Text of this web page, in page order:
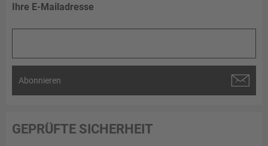
Ihre E-Mailadresse
Abonnieren
GEPRÜFTE SICHERHEIT